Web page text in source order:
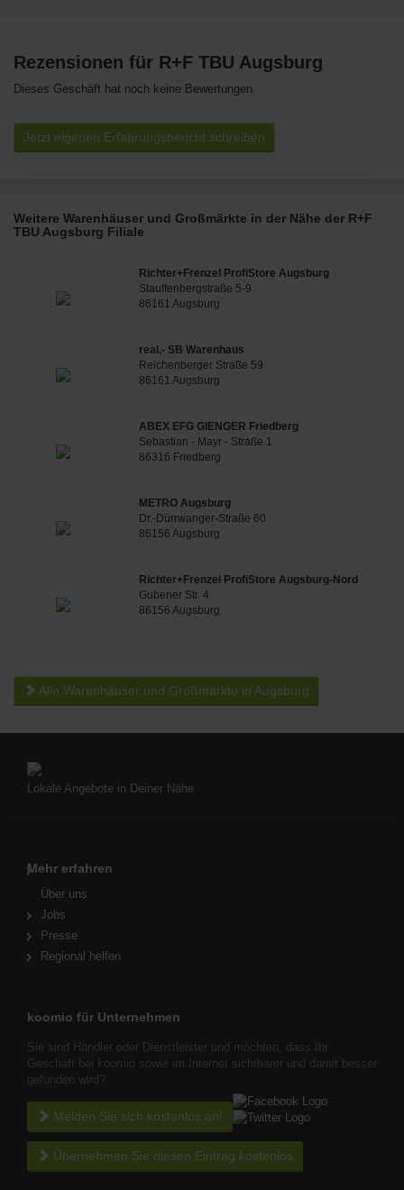
Rezensionen für R+F TBU Augsburg
Dieses Geschäft hat noch keine Bewertungen.
Jetzt eigenen Erfahrungsbericht schreiben
Weitere Warenhäuser und Großmärkte in der Nähe der R+F
TBU Augsburg Filiale
Richter+Frenzel ProfiStore Augsburg
Stauffenbergstraße 5-9
86161 Augsburg
real,- SB Warenhaus
Reichenberger Straße 59
86161 Augsburg
ABEX EFG GIENGER Friedberg
Sebastian - Mayr - Straße 1
86316 Friedberg
METRO Augsburg
Dr.-Dürrwanger-Straße 60
86156 Augsburg
Richter+Frenzel ProfiStore Augsburg-Nord
Gubener Str. 4
86156 Augsburg
Alle Warenhäuser und Großmärkte in Augsburg
Lokale Angebote in Deiner Nähe
Mehr erfahren
Über uns
Jobs
Presse
Regional helfen
koomio für Unternehmen
Sie sind Händler oder Dienstleister und möchten, dass Ihr
Geschäft bei koomio sowie im Internet sichtbarer und damit besser
gefunden wird?
Melden Sie sich kostenlos an!
Übernehmen Sie diesen Eintrag kostenlos